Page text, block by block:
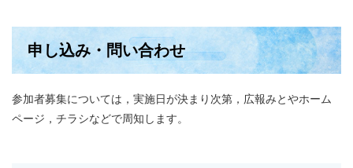
申し込み・問い合わせ
参加者募集については，実施日が決まり次第，広報みとやホーム
ページ，チラシなどで周知します。